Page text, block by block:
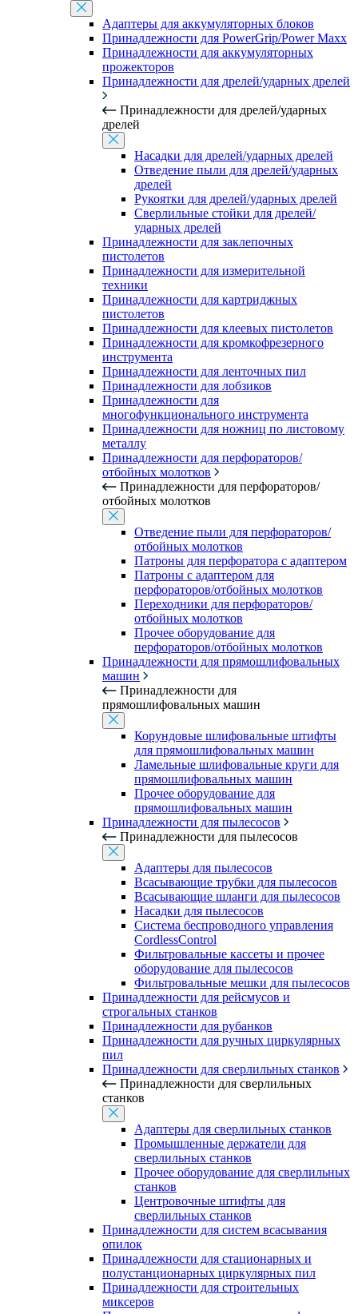
Адаптеры для аккумуляторных блоков
Принадлежности для PowerGrip/Power Maxx
Принадлежности для аккумуляторных
прожекторов
Принадлежности для дрелей/ударных дрелей
Принадлежности для дрелей/ударных
дрелей
Насадки для дрелей/ударных дрелей
Отведение пыли для дрелей/ударных
дрелей
Рукоятки для дрелей/ударных дрелей
Сверлильные стойки для дрелей/
ударных дрелей
Принадлежности для заклепочных
пистолетов
Принадлежности для измерительной
техники
Принадлежности для картриджных
пистолетов
Принадлежности для клеевых пистолетов
Принадлежности для кромкофрезерного
инструмента
Принадлежности для ленточных пил
Принадлежности для лобзиков
Принадлежности для
многофункционального инструмента
Принадлежности для ножниц по листовому
металлу
Принадлежности для перфораторов/
отбойных молотков
Принадлежности для перфораторов/
отбойных молотков
Отведение пыли для перфораторов/
отбойных молотков
Патроны для перфоратора с адаптером
Патроны с адаптером для
перфораторов/отбойных молотков
Переходники для перфораторов/
отбойных молотков
Прочее оборудование для
перфораторов/отбойных молотков
Принадлежности для прямошлифовальных
машин
Принадлежности для
прямошлифовальных машин
Корундовые шлифовальные штифты
для прямошлифовальных машин
Ламельные шлифовальные круги для
прямошлифовальных машин
Прочее оборудование для
прямошлифовальных машин
Принадлежности для пылесосов
Принадлежности для пылесосов
Адаптеры для пылесосов
Всасывающие трубки для пылесосов
Всасывающие шланги для пылесосов
Насадки для пылесосов
Система беспроводного управления
CordlessControl
Фильтровальные кассеты и прочее
оборудование для пылесосов
Фильтровальные мешки для пылесосов
Принадлежности для рейсмусов и
строгальных станков
Принадлежности для рубанков
Принадлежности для ручных циркулярных
пил
Принадлежности для сверлильных станков
Принадлежности для сверлильных
станков
Адаптеры для сверлильных станков
Промышленные держатели для
сверлильных станков
Прочее оборудование для сверлильных
станков
Центровочные штифты для
сверлильных станков
Принадлежности для систем всасывания
опилок
Принадлежности для стационарных и
полустанционарных циркулярных пил
Принадлежности для строительных
миксеров